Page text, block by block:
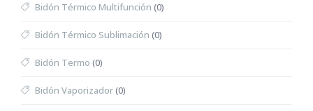
Bidón Térmico Multifunción (0)
Bidón Térmico Sublimación (0)
Bidón Termo (0)
Bidón Vaporizador(0)